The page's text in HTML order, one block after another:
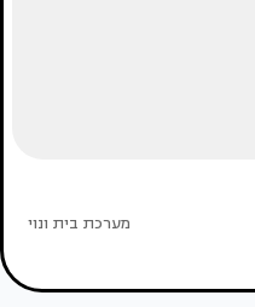
מערכת בית ונוי